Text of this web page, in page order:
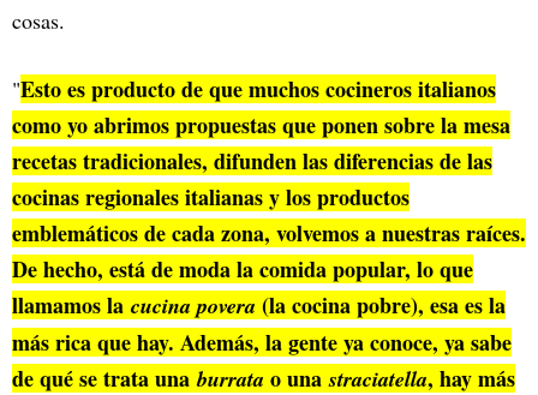
cosas.
"Esto es producto de que muchos cocineros italianos
como yo abrimos propuestas que ponen sobre la mesa
recetas tradicionales, difunden las diferencias de las
cocinas regionales italianas y los productos
emblemáticos de cada zona, volvemos a nuestras raíces.
De hecho, está de moda la comida popular, lo que
llamamos la cucina povera (la cocina pobre), esa es la
más rica que hay. Además, la gente ya conoce, ya sabe
de qué se trata unaburrata o unastraciatella, hay más